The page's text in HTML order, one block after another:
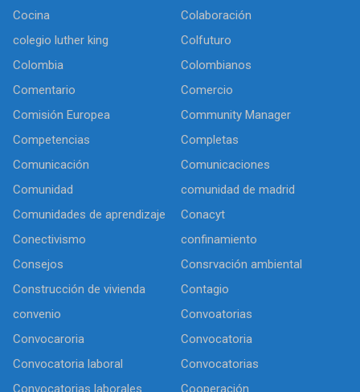
Cocina
Colaboración
colegio luther king
Colfuturo
Colombia
Colombianos
Comentario
Comercio
Comisión Europea
Community Manager
Competencias
Completas
Comunicación
Comunicaciones
Comunidad
comunidad de madrid
Comunidades de aprendizaje
Conacyt
Conectivismo
confinamiento
Consejos
Consrvación ambiental
Construcción de vivienda
Contagio
convenio
Convoatorias
Convocaroria
Convocatoria
Convocatoria laboral
Convocatorias
Convocatorias laborales
Cooperación